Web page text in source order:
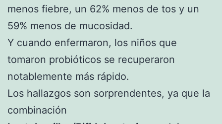
menos fiebre, un 62% menos de tos y un
59% menos de mucosidad.
Y cuando enfermaron, los niños que
tomaron probióticos se recuperaron
notablemente más rápido.
Los hallazgos son sorprendentes, ya que la
combinación